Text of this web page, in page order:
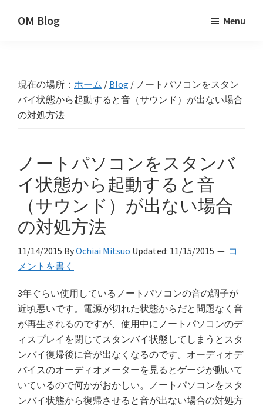
OM Blog Menu
現在の場所： ホーム / Blog / ノートパソコンをスタン
バイ状態から起動すると音（サウンド）が出ない場合
の対処方法
ノートパソコンをスタンバ
イ状態から起動すると音
（サウンド）が出ない場合
の対処方法
11/14/2015 ByOchiai Mitsuo Updated: 11/15/2015
コ
メントを書く
3年ぐらい使用しているノートパソコンの音の調子が
近頃悪いです。電源が切れた状態からだと問題なく音
が再生されるのですが、使用中にノートパソコンのデ
ィスプレイを閉じてスタンバイ状態してしまうとスタ
ンバイ復帰後に音が出なくなるのです。オーディオデ
バイスのオーディオメーターを見るとゲージが動いて
いているので何かがおかしい。ノートパソコンをスタ
ンバイ状態から復帰させると音が出ない場合の対処方